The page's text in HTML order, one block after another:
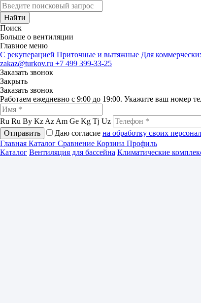
Найти
Поиск
Больше о вентиляции
Главное меню
C рекуперацией Приточные и вытяжные Для
zakaz@turkov.ru +7 499 399-33-25
Заказать звонок
Закрыть
Заказать звонок
Работаем ежедневно с 9:00 до 19:00. Укажите ваш номер
Ru Ru By Kz Az Am Ge Kg Tj Uz
Отправить
Даю согласие на обработку своих
Главная Каталог Сравнение Корзина Профиль
Каталог Вентиляция для бассейна Климатические